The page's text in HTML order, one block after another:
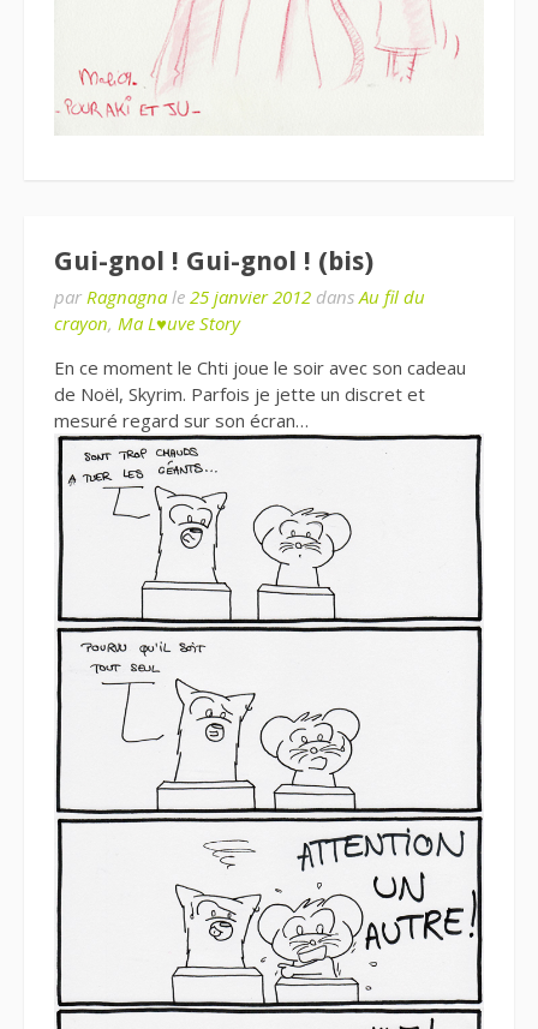
Gui-gnol ! Gui-gnol ! (bis)
par Ragnagna le 25 janvier 2012 dansAu fil du
crayon, Ma L♥uve Story
En ce moment le Chti joue le soir avec son cadeau
de Noël, Skyrim. Parfois je jette un discret et
mesuré regard sur son écran…